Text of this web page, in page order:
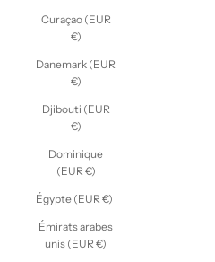
Curaçao (EUR
€)
Danemark (EUR
€)
Djibouti (EUR
€)
Dominique
(EUR €)
Égypte (EUR €)
Émirats arabes
unis (EUR €)